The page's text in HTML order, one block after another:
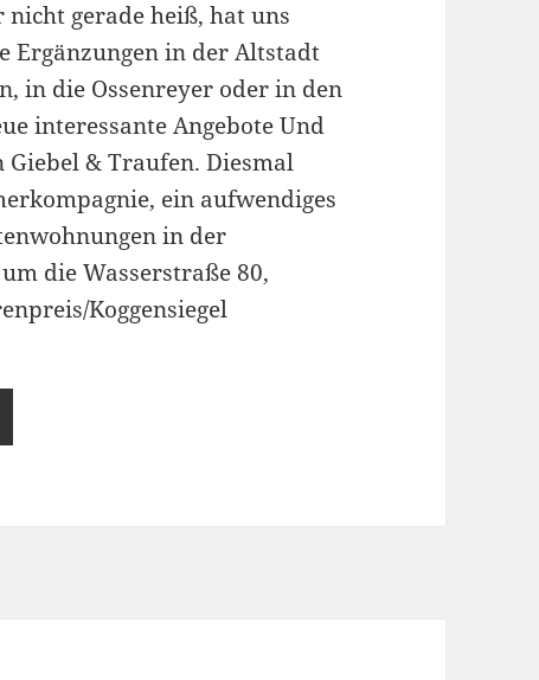
nicht gerade heiß, hat uns
Ergänzungen in der Altstadt
in die Ossenreyer oder in den
interessante Angebote Und
& Traufen. Diesmal
ein aufwendiges
in der
die Wasserstraße 80,
Koggensiegel